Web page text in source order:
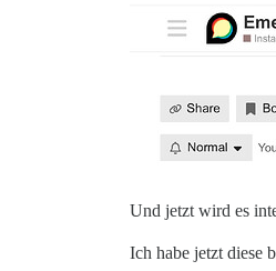
Und jetzt wird es
Ich habe jetzt diese